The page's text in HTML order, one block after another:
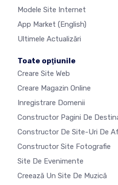
Modele Site Internet
App Market (English)
Ultimele Actualizări
Toate opţiunile
Creare Site Web
Creare Magazin Online
Inregistrare Domenii
Constructor Pagini De
Constructor De Site-Uri De
Constructor Site Fotografie
Site De Evenimente
Creează Un Site De Muzică